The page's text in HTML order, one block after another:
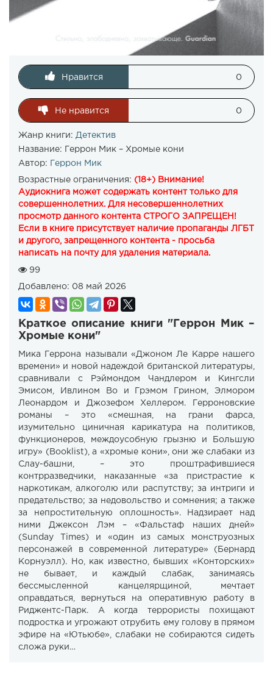
Нравится 0
Не нравится 0
Жанр книги: Детектив
Название: Геррон Мик – Хромые кони
Автор:
Геррон Мик
Возрастные ограничения: (18+) Внимание!
Аудиокнига может содержать контент только для
совершеннолетних. Для несовершеннолетних
просмотр данного контента СТРОГО ЗАПРЕЩЕН!
Если в книге присутствует наличие пропаганды ЛГБТ
и другого, запрещенного контента - просьба
написать на почту для удаления материала.
99
Добавлено: 08 май 2026
Краткое описание книги "Геррон Мик –
Хромые кони"
Мика Геррона называли «Джоном Ле Карре нашего
времени» и новой надеждой британской литературы,
сравнивали с Рэймондом Чандлером и Кингсли
Эмисом, Ивлином Во и Грэмом Грином, Элмором
Леонардом и Джозефом Хеллером. Герроновские
романы – это «смешная, на грани фарса,
изумительно циничная карикатура на политиков,
функционеров, междоусобную грызню и Большую
игру» (Booklist), а «хромые кони», они же слабаки из
Слау-башни, – это проштрафившиеся
контрразведчики, наказанные «за пристрастие к
наркотикам, алкоголю или распутству; за интриги и
предательство; за недовольство и сомнения; а также
за непростительную оплошность». Надзирает над
ними Джексон Лэм – «Фальстаф наших дней»
(Sunday Times) и «один из самых монструозных
персонажей в современной литературе» (Бернард
Корнуэлл). Но, как известно, бывших «Конторских»
не бывает, и каждый слабак, занимаясь
бессмысленной канцелярщиной, мечтает
оправдаться, вернуться на оперативную работу в
Риджентс-Парк. А когда террористы похищают
подростка и угрожают отрубить ему голову в прямом
эфире на «Ютьюбе», слабаки не собираются сидеть
сложа руки…